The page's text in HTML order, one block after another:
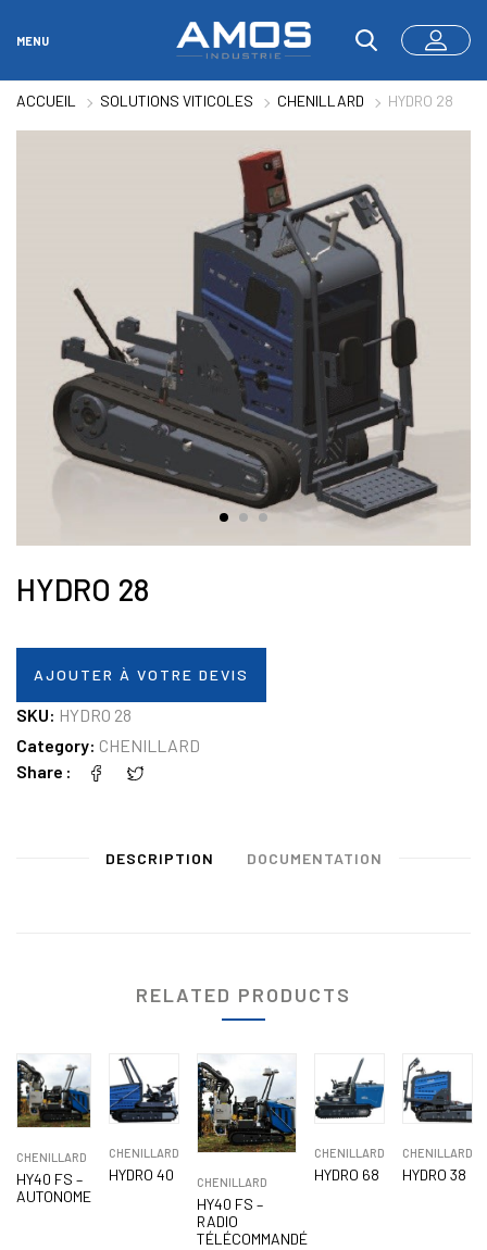
MENU
ACCUEIL SOLUTIONS VITICOLES CHENILLARD HYDRO 28
HYDRO 28
AJOUTER À VOTRE DEVIS
SKU: HYDRO 28
Category: CHENILLARD
Share
DESCRIPTION DOCUMENTATION
RELATED PRODUCTS
CHENILLARD
HY40 FS –
AUTONOME
CHENILLARD
HYDRO 40 CHENILLARD
HY40 FS –
RADIO
TÉLÉCOMMANDÉ
CHENILLARD
HYDRO 68
CHENILLARD
HYDRO 38